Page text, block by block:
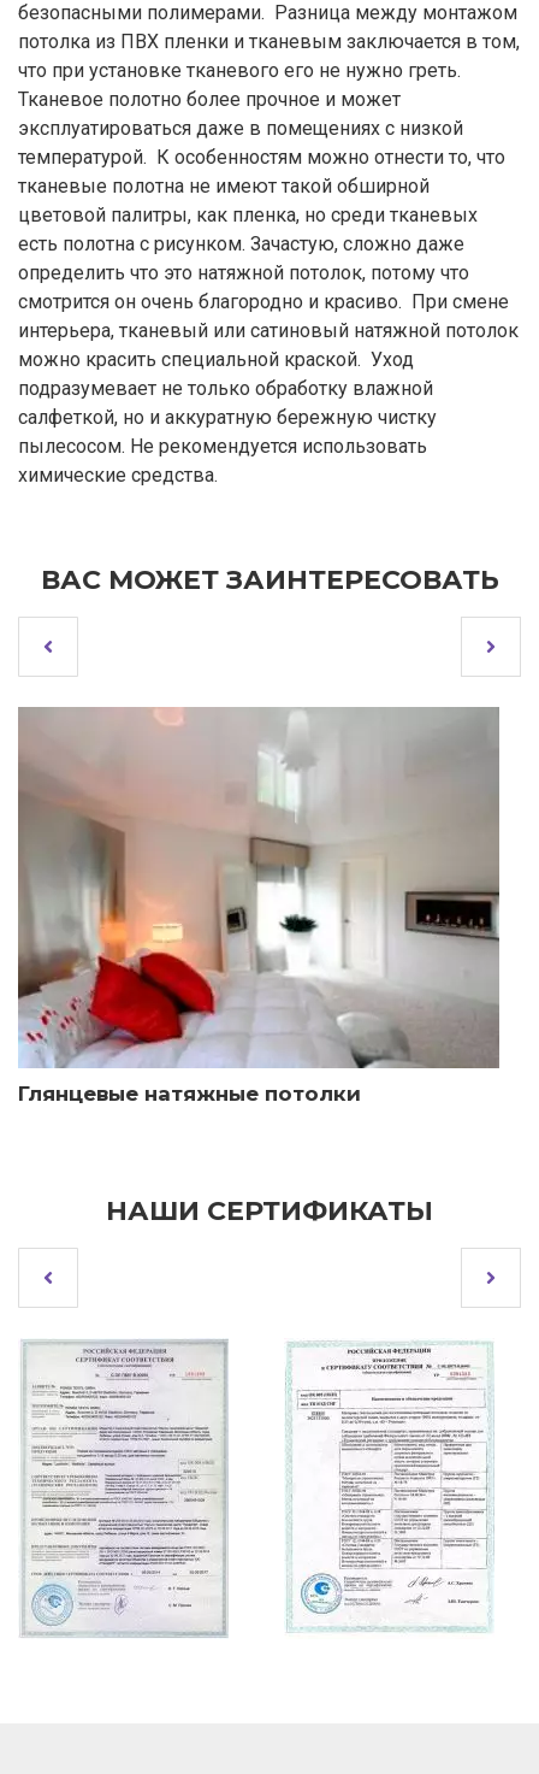
безопасными полимерами. Разница между монтажом
потолка из ПВХ пленки и тканевым заключается в том,
что при установке тканевого его не нужно греть.
Тканевое полотно более прочное и может
эксплуатироваться даже в помещениях с низкой
температурой. К особенностям можно отнести то, что
тканевые полотна не имеют такой обширной
цветовой палитры, как пленка, но среди тканевых
есть полотна с рисунком. Зачастую, сложно даже
определить что это натяжной потолок, потому что
смотрится он очень благородно и красиво. При смене
интерьера, тканевый или сатиновый натяжной потолок
можно красить специальной краской. Уход
подразумевает не только обработку влажной
салфеткой, но и аккуратную бережную чистку
пылесосом. Не рекомендуется использовать
химические средства.
ВАС МОЖЕТ ЗАИНТЕРЕСОВАТЬ
Глянцевые натяжные потолки
НАШИ СЕРТИФИКАТЫ